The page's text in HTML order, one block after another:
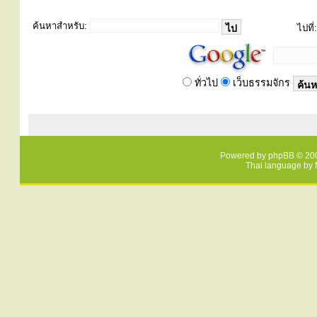
ค้นหาสำหรับ: ไปที่:
ทั่วไป เว็บธรรมจักร
Powered by phpBB ©
Thai language by